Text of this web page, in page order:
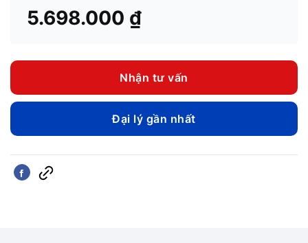
5.698.000 ₫
Nhận tư vấn
Đại lý gần nhất